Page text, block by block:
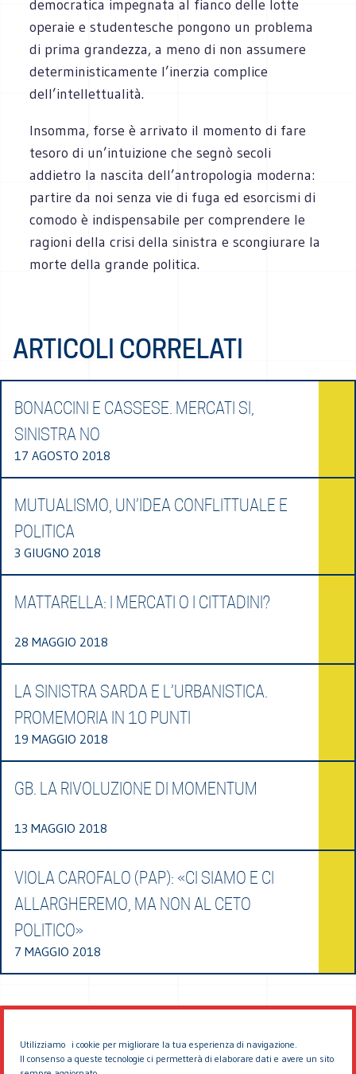
Utilizziamo i cookie per migliorare la tua esperienza di navigazione.
Il consenso a queste tecnologie ci permetterà di elaborare dati e avere un sito
democratica impegnata al fianco delle lotte
operaie e studentesche pongono un problema
di prima grandezza, a meno di non assumere
deterministicamente l’inerzia complice
dell’intellettualità.
Insomma, forse è arrivato il momento di fare
tesoro di un’intuizione che segnò secoli
addietro la nascita dell’antropologia moderna:
partire da noi senza vie di fuga ed esorcismi di
comodo è indispensabile per comprendere le
ragioni della crisi della sinistra e scongiurare la
morte della grande politica.
ARTICOLI CORRELATI
BONACCINI E CASSESE. MERCATI SI,
SINISTRA NO
17 AGOSTO 2018
MUTUALISMO, UN’IDEA CONFLITTUALE E
POLITICA
3 GIUGNO 2018
MATTARELLA: I MERCATI O I CITTADINI?
28 MAGGIO 2018
LA SINISTRA SARDA E L’URBANISTICA.
PROMEMORIA IN 10 PUNTI
19 MAGGIO 2018
GB. LA RIVOLUZIONE DI MOMENTUM
13 MAGGIO 2018
VIOLA CAROFALO (PAP): «CI SIAMO E CI
ALLARGHEREMO, MA NON AL CETO
POLITICO»
7 MAGGIO 2018